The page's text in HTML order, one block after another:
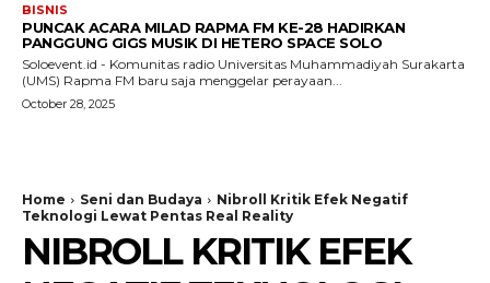
BISNIS
PUNCAK ACARA MILAD RAPMA FM KE-28 HADIRKAN
PANGGUNG GIGS MUSIK DI HETERO SPACE SOLO
Soloevent.id - Komunitas radio Universitas Muhammadiyah Surakarta
(UMS) Rapma FM baru saja menggelar perayaan...
October 28, 2025